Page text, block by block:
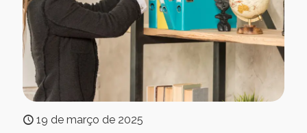
19 de março de 2025